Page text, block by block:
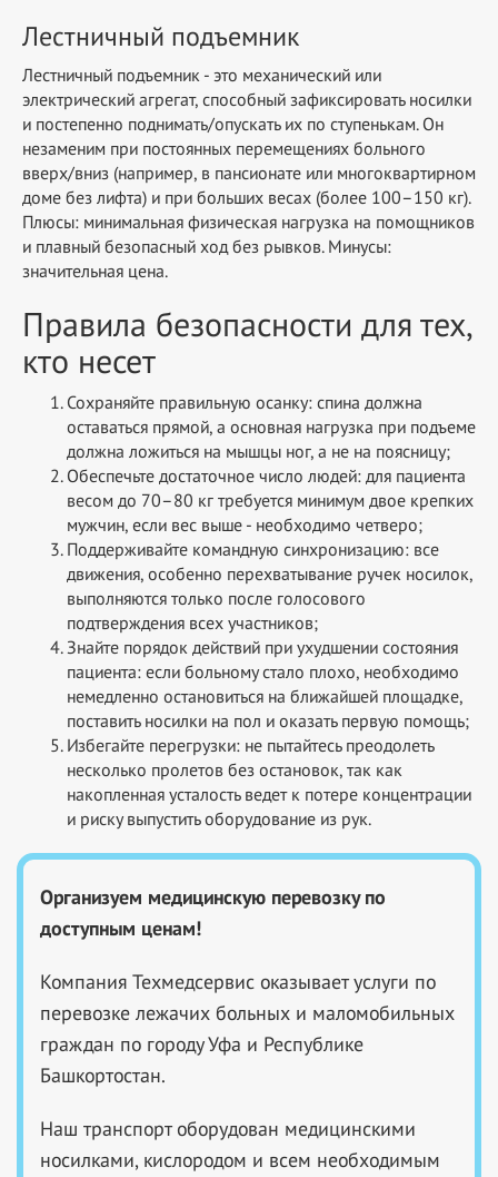
Лестничный подъемник
Лестничный подъемник - это механический или
электрический агрегат, способный зафиксировать носилки
и постепенно поднимать/опускать их по ступенькам. Он
незаменим при постоянных перемещениях больного
вверх/вниз (например, в пансионате или многоквартирном
доме без лифта) и при больших весах (более 100–150 кг).
Плюсы: минимальная физическая нагрузка на помощников
и плавный безопасный ход без рывков. Минусы:
значительная цена.
Правила безопасности для тех,
кто несет
Сохраняйте правильную осанку: спина должна
оставаться прямой, а основная нагрузка при подъеме
должна ложиться на мышцы ног, а не на поясницу;
Обеспечьте достаточное число людей: для пациента
весом до 70–80 кг требуется минимум двое крепких
мужчин, если вес выше - необходимо четверо;
Поддерживайте командную синхронизацию: все
движения, особенно перехватывание ручек носилок,
выполняются только после голосового
подтверждения всех участников;
Знайте порядок действий при ухудшении состояния
пациента: если больному стало плохо, необходимо
немедленно остановиться на ближайшей площадке,
поставить носилки на пол и оказать первую помощь;
Избегайте перегрузки: не пытайтесь преодолеть
несколько пролетов без остановок, так как
накопленная усталость ведет к потере концентрации
и риску выпустить оборудование из рук.
Организуем медицинскую перевозку по
доступным ценам!
Компания Техмедсервис оказывает услуги по
перевозке лежачих больных и маломобильных
граждан по городу Уфа и Республике
Башкортостан.
Наш транспорт оборудован медицинскими
носилками, кислородом и всем необходимым